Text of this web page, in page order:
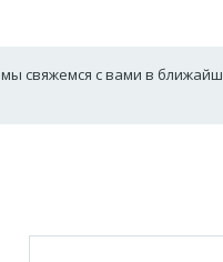
свяжемся с вами в